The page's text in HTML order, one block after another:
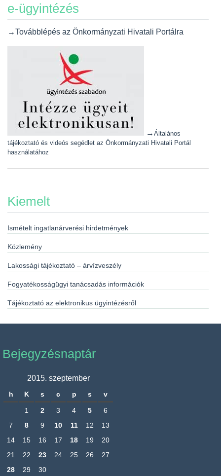
e-ügyintézés
→Továbblépés az Önkormányzati Hivatali Portálra
→ Általános
tájékoztató és videós segédlet az Önkormányzati Hivatali Portál
használatához
Kiemelt
Ismételt ingatlanárverési hirdetmények
Közlemény
Lakossági tájékoztató – árvízveszély
Fogyatékosságügyi tanácsadás információk
Tájékoztató az elektronikus ügyintézésről
Bejegyzésnaptár
2015. szeptember
h K s c p s v
1 2 3 4 5
6
7
8 9 10 11 12
13
14
15 16 17 18 19
20
21
22 23 24 25 26
27
28
29 30